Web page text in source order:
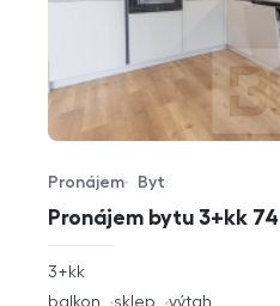
Pronájem bytu 3+kk
Typ nabídky
Pronájem
Typ nemovitosti
Byt
rozměry
3+kk
funkce
balkon sklep výtah